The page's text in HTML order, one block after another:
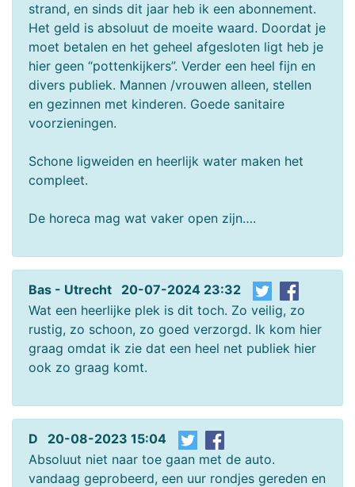
strand, en sinds dit jaar heb ik een abonnement.
Het geld is absoluut de moeite waard. Doordat je
moet betalen en het geheel afgesloten ligt heb je
hier geen “pottenkijkers”. Verder een heel fijn en
divers publiek. Mannen /vrouwen alleen, stellen
en gezinnen met kinderen. Goede sanitaire
voorzieningen.
Schone ligweiden en heerlijk water maken het
compleet.
De horeca mag wat vaker open zijn….
Bas - Utrecht 20-07-2024 23:32
Wat een heerlijke plek is dit toch. Zo veilig, zo
rustig, zo schoon, zo goed verzorgd. Ik kom hier
graag omdat ik zie dat een heel net publiek hier
ook zo graag komt.
D 20-08-2023 15:04
Absoluut niet naar toe gaan met de auto.
vandaag geprobeerd, een uur rondjes gereden en